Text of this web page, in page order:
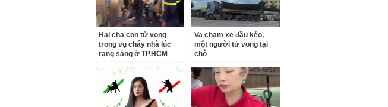
Hai cha con tử vong
trong vụ cháy nhà lúc
rạng sáng ở TP.HCM
Va chạm xe đầu kéo,
một người tử vong tại
chỗ